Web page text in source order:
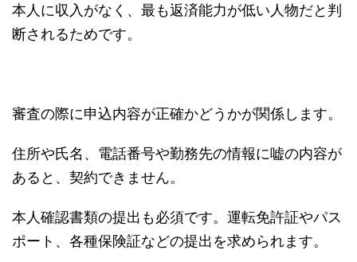
本人に収入がなく、最も返済能力が低い人物だと判
断されるためです。
審査の際に申込内容が正確かどうかが関係します。
住所や氏名、電話番号や勤務先の情報に嘘の内容が
あると、契約できません。
本人確認書類の提出も必須です。運転免許証やパス
ポート、各種保険証などの提出を求められます。